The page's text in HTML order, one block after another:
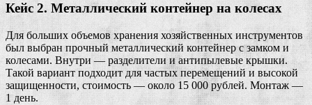
Кейс 2. Металлический контейнер на колесах
Для больших объемов хранения хозяйственных инструментов
был выбран прочный металлический контейнер с замком и
колесами. Внутри — разделители и антипылевые крышки.
Такой вариант подходит для частых перемещений и высокой
защищенности, стоимость — около 15 000 рублей. Монтаж —
1 день.